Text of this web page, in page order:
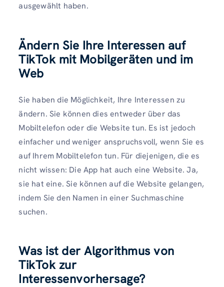
ausgewählt haben.
Ändern Sie Ihre Interessen auf
TikTok mit Mobilgeräten und im
Web
Sie haben die Möglichkeit, Ihre Interessen zu
ändern. Sie können dies entweder über das
Mobiltelefon oder die Website tun. Es ist jedoch
einfacher und weniger anspruchsvoll, wenn Sie es
auf Ihrem Mobiltelefon tun. Für diejenigen, die es
nicht wissen: Die App hat auch eine Website. Ja,
sie hat eine. Sie können auf die Website gelangen,
indem Sie den Namen in einer Suchmaschine
suchen.
Was ist der Algorithmus von
TikTok zur
Interessenvorhersage?